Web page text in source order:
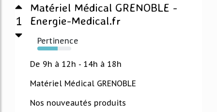
1
Matériel Médical GRENOBLE -
Energie-Medical.fr
Pertinence
60%
De 9h à 12h - 14h à 18h
Matériel Médical GRENOBLE
Nos nouveautés produits